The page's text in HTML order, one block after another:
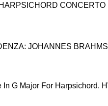
CONCERTO
JOHANNES
G Major For Harpsichord.